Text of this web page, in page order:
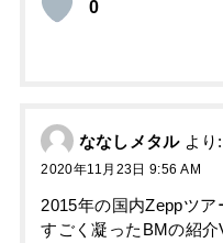
0
ななしメタル より:
2020年11月23日 9:56 AM
2015年の国内Zeppツ
すごく凝ったBMの紹